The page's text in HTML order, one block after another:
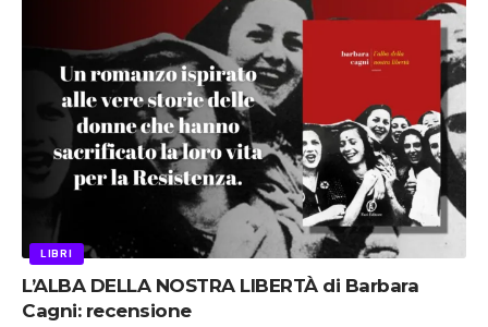
LIBRI
L’ALBA DELLA NOSTRA LIBERTÀ di Barbara
Cagni: recensione